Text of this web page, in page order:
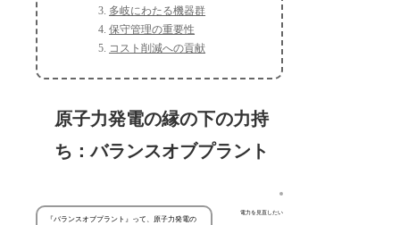
多岐にわたる機器群
保守管理の重要性
コスト削減への貢献
原子力発電の縁の下の力持
ち：バランスオブプラント
電力を見直したい
『バランスオブプラント』って、原子力発電の